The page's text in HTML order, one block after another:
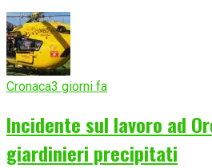
Cronaca3 giorni fa
Incidente sul lavoro ad
giardinieri precipitati